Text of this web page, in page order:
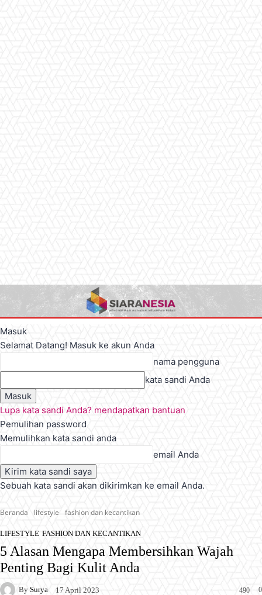
Masuk
Selamat Datang! Masuk ke akun Anda
nama pengguna
kata sandi Anda
Lupa kata sandi Anda? mendapatkan bantuan
Pemulihan password
Memulihkan kata sandi anda
email Anda
Sebuah kata sandi akan dikirimkan ke email Anda.
Beranda lifestyle fashion dan kecantikan
LIFESTYLE FASHION DAN KECANTIKAN
5 Alasan Mengapa Membersihkan Wajah
Penting Bagi Kulit Anda
By Surya 17 April 2023 0
490